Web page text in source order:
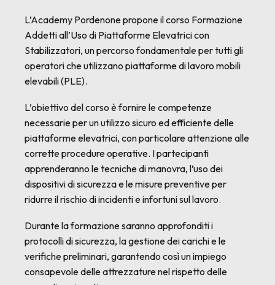
L’Academy Pordenone propone il corso Formazione
Addetti all’Uso di Piattaforme Elevatrici con
Stabilizzatori, un percorso fondamentale per tutti gli
operatori che utilizzano piattaforme di lavoro mobili
elevabili (PLE).
L’obiettivo del corso è fornire le competenze
necessarie per un utilizzo sicuro ed efficiente delle
piattaforme elevatrici, con particolare attenzione alle
corrette procedure operative. I partecipanti
apprenderanno le tecniche di manovra, l’uso dei
dispositivi di sicurezza e le misure preventive per
ridurre il rischio di incidenti e infortuni sul lavoro.
Durante la formazione saranno approfonditi i
protocolli di sicurezza, la gestione dei carichi e le
verifiche preliminari, garantendo così un impiego
consapevole delle attrezzature nel rispetto delle